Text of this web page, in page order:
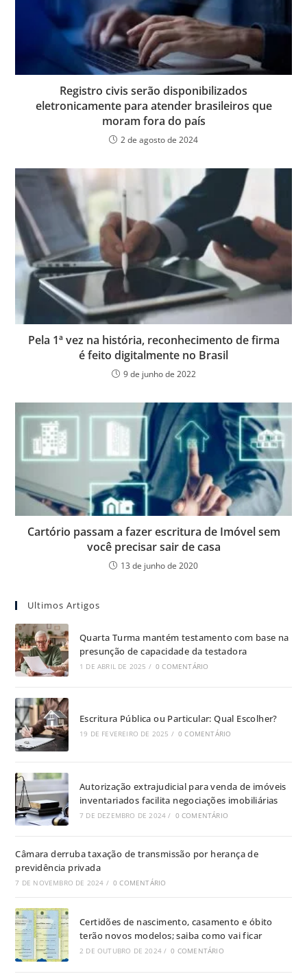
Registro civis serão disponibilizados
eletronicamente para atender brasileiros que
moram fora do país
2 de agosto de 2024
Pela 1ª vez na história, reconhecimento de firma
é feito digitalmente no Brasil
9 de junho de 2022
Cartório passam a fazer escritura de Imóvel sem
você precisar sair de casa
13 de junho de 2020
Ultimos Artigos
Quarta Turma mantém testamento com base na
presunção de capacidade da testadora
1 DE ABRIL DE 2025 / 0 COMENTÁRIO
Escritura Pública ou Particular: Qual Escolher?
19 DE FEVEREIRO DE 2025 / 0 COMENTÁRIO
Autorização extrajudicial para venda de imóveis
inventariados facilita negociações imobiliárias
7 DE DEZEMBRO DE 2024 / 0 COMENTÁRIO
Câmara derruba taxação de transmissão por herança de
previdência privada
7 DE NOVEMBRO DE 2024 / 0 COMENTÁRIO
Certidões de nascimento, casamento e óbito
terão novos modelos; saiba como vai ficar
2 DE OUTUBRO DE 2024 / 0 COMENTÁRIO